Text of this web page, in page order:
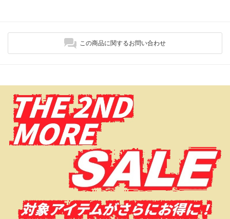
この商品に関するお問い合わせ